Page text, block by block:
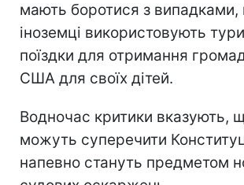
мають боротися з випадками,
іноземці використовують
поїздки для отримання
США для своїх дітей.
Водночас критики вказують,
можуть суперечити
напевно стануть предметом